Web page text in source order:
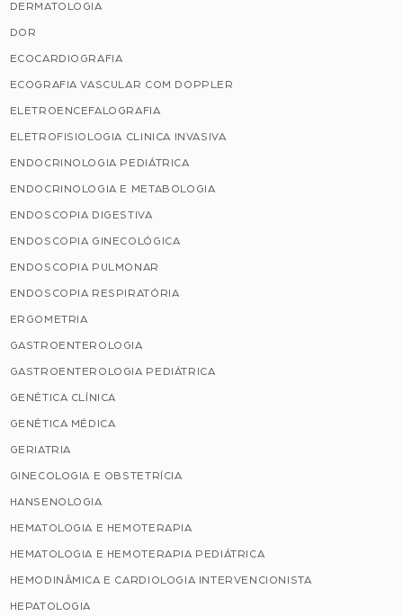
DERMATOLOGIA
DOR
ECOCARDIOGRAFIA
ECOGRAFIA VASCULAR COM DOPPLER
ELETROENCEFALOGRAFIA
ELETROFISIOLOGIA CLINICA INVASIVA
ENDOCRINOLOGIA PEDIÁTRICA
ENDOCRINOLOGIA E METABOLOGIA
ENDOSCOPIA DIGESTIVA
ENDOSCOPIA GINECOLÓGICA
ENDOSCOPIA PULMONAR
ENDOSCOPIA RESPIRATÓRIA
ERGOMETRIA
GASTROENTEROLOGIA
GASTROENTEROLOGIA PEDIÁTRICA
GENÉTICA CLÍNICA
GENÉTICA MÉDICA
GERIATRIA
GINECOLOGIA E OBSTETRÍCIA
HANSENOLOGIA
HEMATOLOGIA E HEMOTERAPIA
HEMATOLOGIA E HEMOTERAPIA PEDIÁTRICA
HEMODINÂMICA E CARDIOLOGIA INTERVENCIONISTA
HEPATOLOGIA